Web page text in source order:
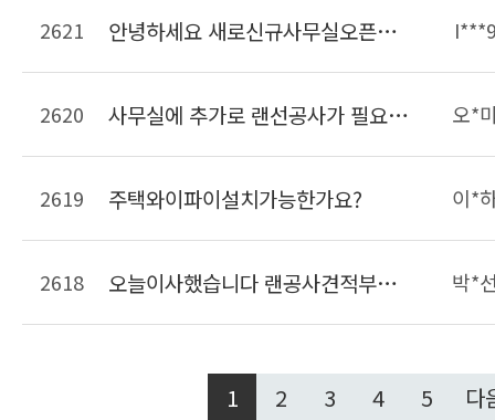
2621 안녕하세요 새로신규사무실오픈준비중인데요 현장방문해서 랜공사 견적가능한가요 랜공사 금액 비용을 알수있을가요 연락주세요~
2620 사무실에 추가로 랜선공사가 필요합니다.연락주세요 오*
2619 주택와이파이설치가능한가요? 이*
2618 오늘이사했습니다 랜공사견적부탁드려요 박*
1 2 3 4 5 다